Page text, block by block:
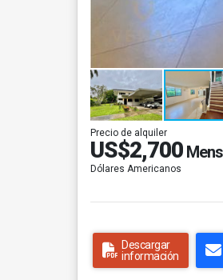
Precio de alquiler
US$2,700
Dólares Americanos
Descargar
información